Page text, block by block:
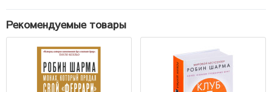
Рекомендуемые товары